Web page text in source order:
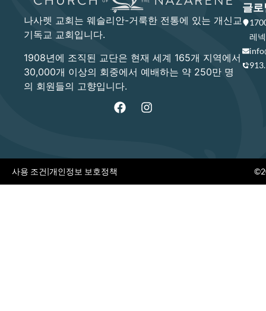
나사렛 교회는 웨슬리안-거룩한 전통에 있는 개신교
기독교 교회입니다.
1908년에 조직된 교단은 현재 세계 165개 지역에서
30,000개 이상의 회중에서 예배하는 약 250만 명
의 회원들의 고향입니다.
글로
레
사용 조건|개인정보 보호정책